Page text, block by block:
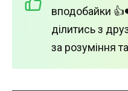
вподобайки
ділитись з
за розуміння